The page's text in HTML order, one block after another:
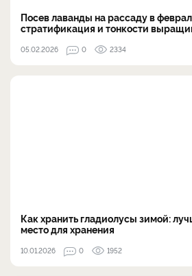
Посев лаванды на рассаду в
стратификация и тонкости
05.02.2026 0 2334
Как хранить гладиолусы зимой:
место для хранения
10.01.2026 0 1952